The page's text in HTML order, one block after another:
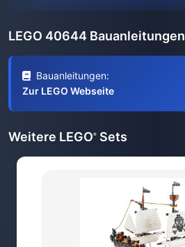
LEGO 40644 Bauanleitungen
Bauanleitungen:
Zur LEGO Webseite
Weitere LEGO® Sets